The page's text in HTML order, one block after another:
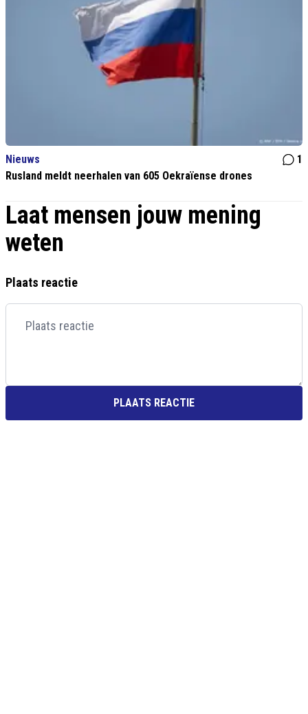
Nieuws
1
Rusland meldt neerhalen van 605 Oekraïense drones
Laat mensen jouw mening
weten
Plaats reactie
PLAATS REACTIE